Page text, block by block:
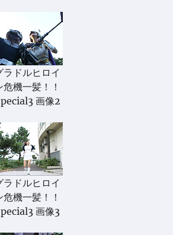
ラドルヒロイ
危機一髪！！
画像2
ラドルヒロイ
危機一髪！！
画像3